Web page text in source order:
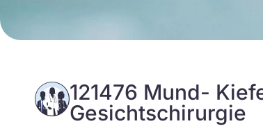
121476 Mund-
Gesichtschirurgie